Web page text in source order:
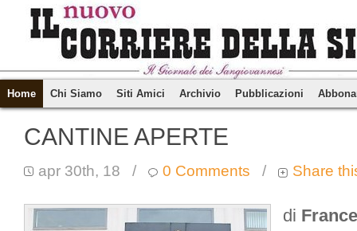
Home Chi Siamo Siti Amici Archivio Pubblicazioni
CANTINE APERTE
apr 30th, 18 / 0 Comments / Share
di